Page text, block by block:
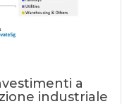
a
industriale